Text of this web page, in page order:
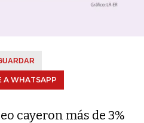
A WHATSAPP
cayeron más de 3%